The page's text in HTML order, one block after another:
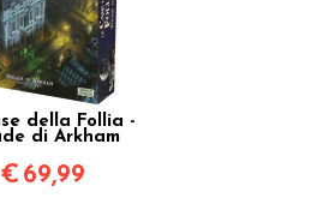
della Follia -
di Arkham
€ 69,99